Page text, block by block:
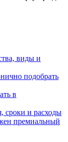
виды и
подобрать
в
сроки и расходы
премиальный